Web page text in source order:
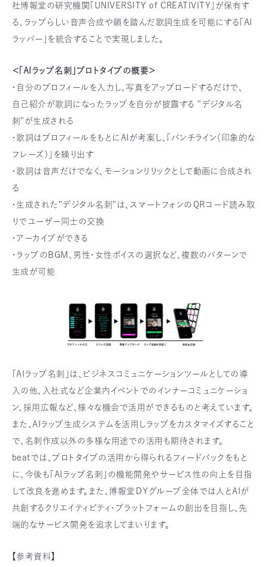
社博報堂の研究機関「UNIVERSITY of CREATIVITY」が保有す
る、ラップらしい音声合成や韻を踏んだ歌詞生成を可能にする「AI
ラッパー」を統合することで実現しました。
＜「AIラップ名刺」プロトタイプの概要＞
・自分のプロフィールを入力し、写真をアップロードするだけで、
自己紹介が歌詞になったラップを自分が披露する "デジタル名
刺"が生成される
・歌詞はプロフィールをもとにAIが考案し、「パンチライン（印象的な
フレーズ）」を繰り出す
・歌詞は音声だけでなく、モーションリリックとして動画に合成され
る
・生成された"デジタル名刺"は、スマートフォンのＱＲコード読み取
りでユーザー同士の交換
・アーカイブができる
・ラップのBGM、男性・女性ボイスの選択など、複数のパターンで
生成が可能
「AIラップ名刺」は、ビジネスコミュニケーションツールとしての導
入の他、入社式など企業内イベントでのインナーコミュニケーショ
ン、採用広報など、様々な機会で活用ができるものと考えています。
また、AIラップ生成システムを活用しラップをカスタマイズすること
で、名刺作成以外の多様な用途での活用も期待されます。
beatでは、プロトタイプの活用から得られるフィードバックをもと
に、今後も「AIラップ名刺」の機能開発やサービス性の向上を目指
して改良を進めます。また、博報堂ＤＹグループ全体では人とAIが
共創するクリエイティビティ・プラットフォームの創出を目指し、先
端的なサービス開発を追求してまいります。
【参考資料】